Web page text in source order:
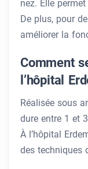
nez. Elle
De plus, pour
améliorer la
Comment
l’hôpital
Réalisée sous
dure entre 1 et
À l’hôpital
des techniques